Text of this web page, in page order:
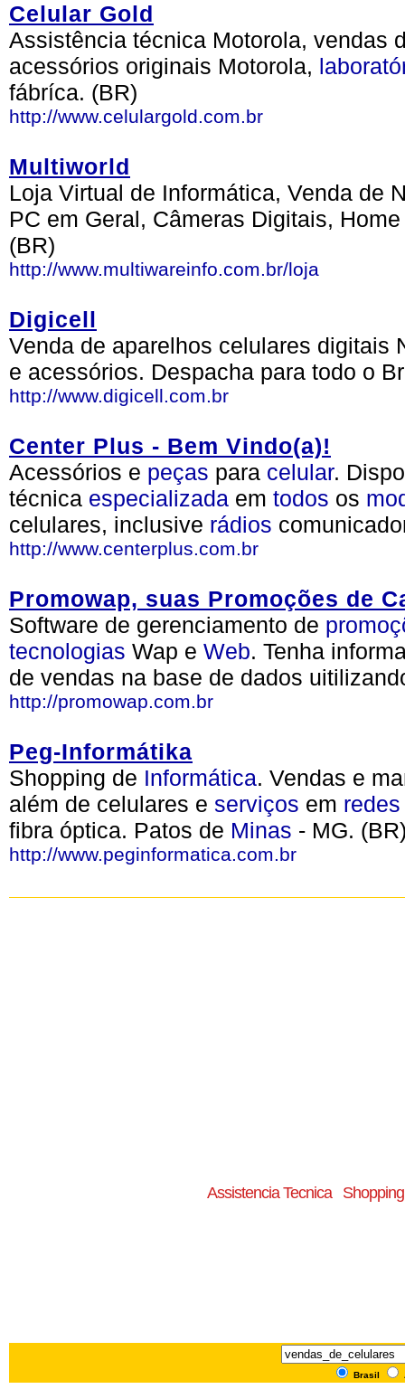
Celular Gold
Assistência técnica Motorola, vendas
acessórios originais Motorola,
fábríca. (BR)
http://www.celulargold.com.br
Multiworld
Loja Virtual de Informática, Venda de
PC em Geral, Câmeras Digitais,
(BR)
http://www.multiwareinfo.com.br/loja
Digicell
Venda de aparelhos celulares digitais
e acessórios. Despacha para todo o
http://www.digicell.com.br
Center Plus - Bem Vindo(a)!
Acessórios e peças para celular.
técnica especializada em todos os
celulares, inclusive rádios
http://www.centerplus.com.br
Promowap, suas Promoções de
Software de gerenciamento de
tecnologias Wap e Web. Tenha
de vendas na base de dados
http://promowap.com.br
Peg-Informátika
Shopping de Informática. Vendas e
além de celulares e serviços em redes
fibra óptica. Patos de Minas - MG.
http://www.peginformatica.com.br
Assistencia Tecnica
Brasil